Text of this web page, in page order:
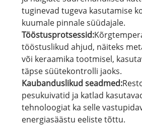
tuginevad tugeva kasutamise
kuumale pinnale süüdajale.
Tööstusprotsessid:
tööstuslikud ahjud, näiteks
või keraamika tootmisel,
täpse süütekontrolli jaoks.
Kaubanduslikud seadmed:
pesukuivatid ja katlad
tehnoloogiat ka selle
energiasäästu eeliste tõttu.